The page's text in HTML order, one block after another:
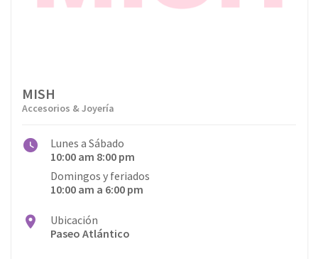
MISH
Accesorios & Joyería
Lunes a Sábado
10:00 am 8:00 pm
Domingos y feriados
10:00 am a 6:00 pm
Ubicación
Paseo Atlántico